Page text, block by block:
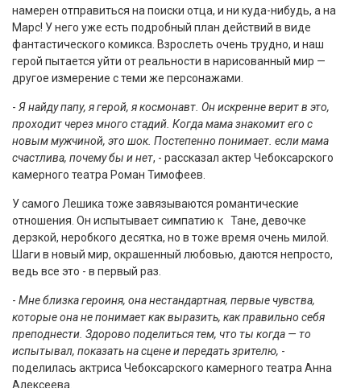
намерен отправиться на поиски отца, и ни куда-нибудь, а на
Марс! У него уже есть подробный план действий в виде
фантастического комикса. Взрослеть очень трудно, и наш
герой пытается уйти от реальности в нарисованный мир —
другое измерение с теми же персонажами.
- Я найду папу, я герой, я космонавт. Он искренне верит в это,
проходит через много стадий. Когда мама знакомит его с
новым мужчиной, это шок. Постепенно понимает. если мама
счастлива, почему бы и нет, - рассказал актер Чебоксарского
камерного театра Роман Тимофеев.
У самого Лешика тоже завязываются романтические
отношения. Он испытывает симпатию к Тане, девочке
дерзкой, неробкого десятка, но в тоже время очень милой.
Шаги в новый мир, окрашенный любовью, даются непросто,
ведь все это - в первый раз.
- Мне близка героиня, она нестандартная, первые чувства,
которые она не понимает как выразить, как правильно себя
преподнести. Здорово поделиться тем, что ты когда — то
испытывал, показать на сцене и передать зрителю, -
поделилась актриса Чебоксарского камерного театра Анна
Алексеева.